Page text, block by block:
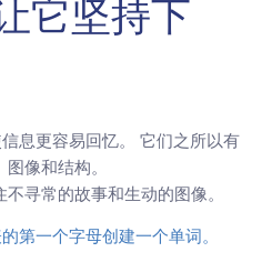
它坚持下
息更容易回忆。 它们之所以有
像和结构。
寻常的故事和生动的图像。
第一个字母创建一个单词。